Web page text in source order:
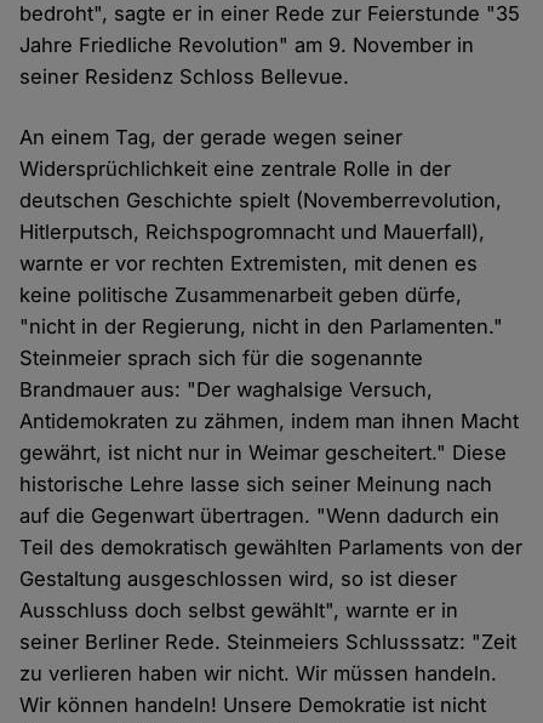
bedroht", sagte er in einer Rede zur Feierstunde "35
Jahre Friedliche Revolution" am 9. November in
seiner Residenz Schloss Bellevue.
An einem Tag, der gerade wegen seiner
Widersprüchlichkeit eine zentrale Rolle in der
deutschen Geschichte spielt (Novemberrevolution,
Hitlerputsch, Reichspogromnacht und Mauerfall),
warnte er vor rechten Extremisten, mit denen es
keine politische Zusammenarbeit geben dürfe,
"nicht in der Regierung, nicht in den Parlamenten."
Steinmeier sprach sich für die sogenannte
Brandmauer aus: "Der waghalsige Versuch,
Antidemokraten zu zähmen, indem man ihnen Macht
gewährt, ist nicht nur in Weimar gescheitert." Diese
historische Lehre lasse sich seiner Meinung nach
auf die Gegenwart übertragen. "Wenn dadurch ein
Teil des demokratisch gewählten Parlaments von der
Gestaltung ausgeschlossen wird, so ist dieser
Ausschluss doch selbst gewählt", warnte er in
seiner Berliner Rede. Steinmeiers Schlusssatz: "Zeit
zu verlieren haben wir nicht. Wir müssen handeln.
Wir können handeln! Unsere Demokratie ist nicht